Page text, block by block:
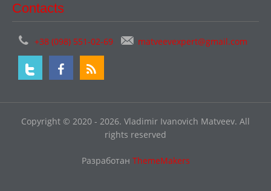
Contacts
+38 (098) 551-02-69 matveevexpert@gmail.com
Copyright © 2020 - 2026. Vladimir Ivanovich Matveev. All
rights reserved
Разработан ThemeMakers